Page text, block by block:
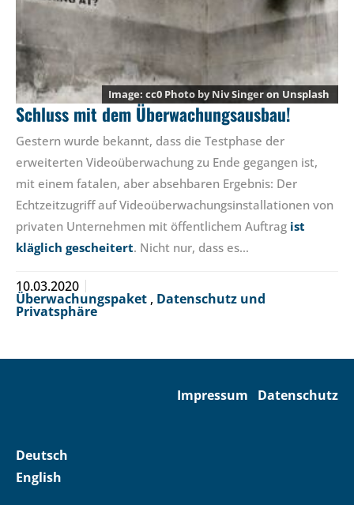
cc0 Photo byNiv Singeron Unsplash
Schluss mit dem Überwachungsausbau!
Gestern wurde bekannt, dass die Testphase der
erweiterten Videoüberwachung zu Ende gegangen ist,
mit einem fatalen, aber absehbaren Ergebnis: Der
Echtzeitzugriff auf Videoüberwachungsinstallationen von
privaten Unternehmen mit öffentlichem Auftrag ist
kläglich gescheitert. Nicht nur, dass es…
10.03.2020
Überwachungspaket , Datenschutz und
Privatsphäre
Impressum Datenschutz
Deutsch
English